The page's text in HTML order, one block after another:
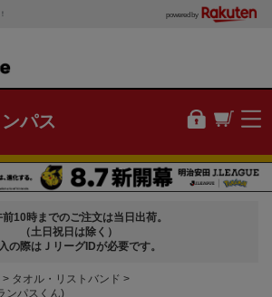
powered by
パス
10時までのご注文は当日出荷。
（土日祝日は除く）
の際はＪリーグIDが必要です。
タオル・リストバンド
ンパスくん)